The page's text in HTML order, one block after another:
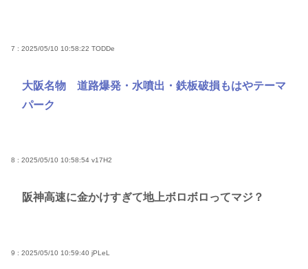
7 : 2025/05/10 10:58:22 TODDe
大阪名物 道路爆発・水噴出・鉄板破損もはやテーマ
パーク
8 : 2025/05/10 10:58:54 v17H2
阪神高速に金かけすぎて地上ボロボロってマジ？
9 : 2025/05/10 10:59:40 jPLeL